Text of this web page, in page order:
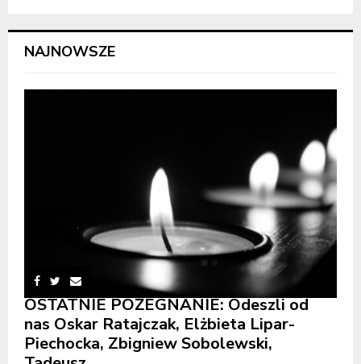
NAJNOWSZE
OSTATNIE POŻEGNANIE: Odeszli od
nas Oskar Ratajczak, Elżbieta Lipar-
Piechocka, Zbigniew Sobolewski,